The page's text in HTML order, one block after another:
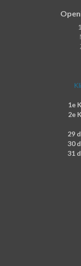
1e
2e
29
30
31